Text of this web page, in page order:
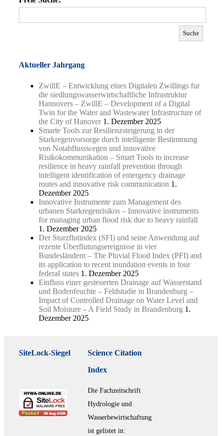
Aktueller Jahrgang
ZwillE – Entwicklung eines Digitalen Zwillings fur
die siedlungswasserwirtschaftliche Infrastruktur
Hannovers – ZwillE – Development of a Digital
Twin for the Water and Wastewater Infrastructure of
the City of Hanover1. Dezember 2025
Smarte Tools zur Resilienzsteigerung in der
Starkregenvorsorge durch intelligente Bestimmung
von Notabflusswegen und innovative
Risikokommunikation – Smart Tools to increase
resilience in heavy rainfall prevention through
intelligent identification of emergency drainage
routes and innovative risk communication 1.
Dezember 2025
Innovative Instrumente zum Management des
urbanen Starkregenrisikos – Innovative instruments
for managing urban flood risk due to heavy rainfall
1. Dezember 2025
Der Sturzflutindex (SFI) und seine Anwendung auf
rezente Überflutungsereignisse in vier
Bundesländern – The Pluvial Flood Index (PFI) and
its application to recent inundation events in four
federal states 1. Dezember 2025
Einfluss einer gesteuerten Drainage auf Wasserstand
und Bodenfeuchte – Feldstudie in Brandenburg –
Impact of Controlled Drainage on Water Level and
Soil Moisture – A Field Study in Brandenburg 1.
Dezember 2025
SiteLock-Siegel
Science Citation
Index
Die Fachzeitschrift
Hydrologie und
Wasserbewirtschaftung
ist gelistet in: